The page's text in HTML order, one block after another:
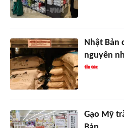
Nhật Bản
nguyên
Gạo Mỹ